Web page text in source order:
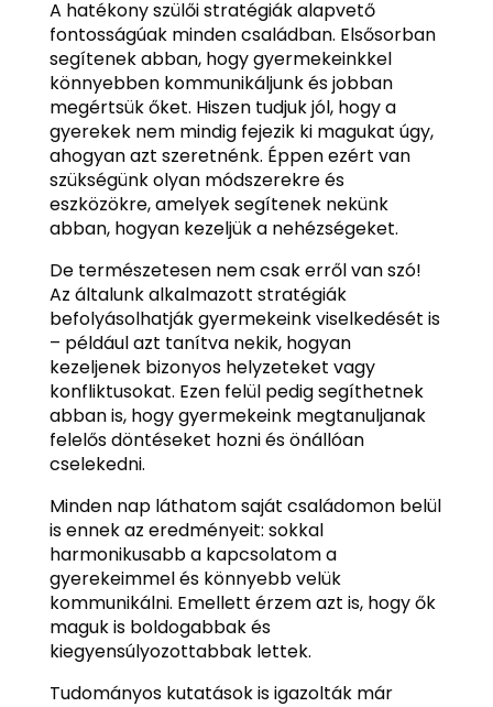
A hatékony szülői stratégiák alapvető
fontosságúak minden családban. Elsősorban
segítenek abban, hogy gyermekeinkkel
könnyebben kommunikáljunk és jobban
megértsük őket. Hiszen tudjuk jól, hogy a
gyerekek nem mindig fejezik ki magukat úgy,
ahogyan azt szeretnénk. Éppen ezért van
szükségünk olyan módszerekre és
eszközökre, amelyek segítenek nekünk
abban, hogyan kezeljük a nehézségeket.
De természetesen nem csak erről van szó!
Az általunk alkalmazott stratégiák
befolyásolhatják gyermekeink viselkedését is
– például azt tanítva nekik, hogyan
kezeljenek bizonyos helyzeteket vagy
konfliktusokat. Ezen felül pedig segíthetnek
abban is, hogy gyermekeink megtanuljanak
felelős döntéseket hozni és önállóan
cselekedni.
Minden nap láthatom saját családomon belül
is ennek az eredményeit: sokkal
harmonikusabb a kapcsolatom a
gyerekeimmel és könnyebb velük
kommunikálni. Emellett érzem azt is, hogy ők
maguk is boldogabbak és
kiegyensúlyozottabbak lettek.
Tudományos kutatások is igazolták már